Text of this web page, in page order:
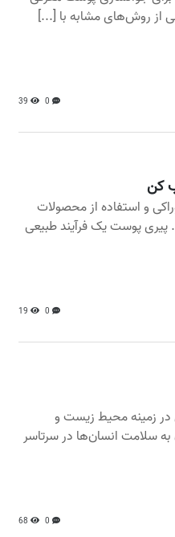
از روش‌های مشابه با [...]
0
39
کن
و استفاده از محصولات
پوست یک فرآیند طبیعی
0
19
زمینه محیط زیست و
سلامت انسان‌ها در سرتاسر
0
68